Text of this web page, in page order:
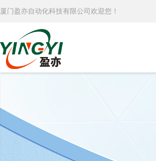
厦门盈亦自动化科技有限公司欢迎您！